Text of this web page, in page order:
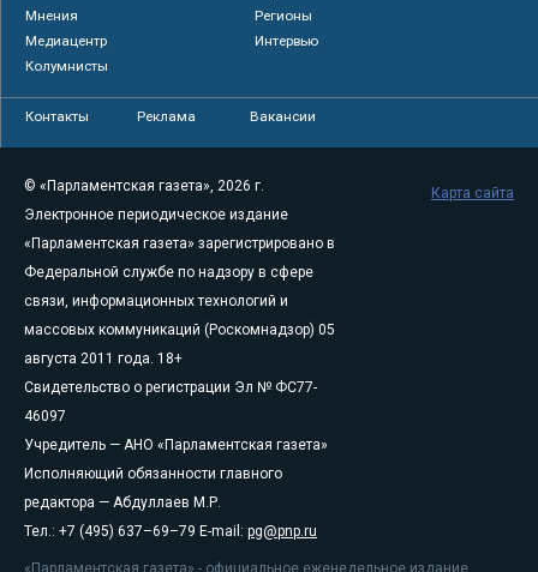
Мнения
Регионы
Медиацентр
Интервью
Колумнисты
Контакты Реклама Вакансии
© «Парламентская газета», 2026 г.
Электронное периодическое издание
«Парламентская газета» зарегистрировано в
Федеральной службе по надзору в сфере
связи, информационных технологий и
массовых коммуникаций (Роскомнадзор) 05
августа 2011 года. 18+
Свидетельство о регистрации Эл № ФС77-
46097
Учредитель — АНО «Парламентская газета»
Исполняющий обязанности главного
редактора — Абдуллаев М.Р.
Тел.: +7 (495) 637–69–79 E-mail: pg@pnp.ru
«Парламентская газета» - официальное еженедельное издание
Карта сайта